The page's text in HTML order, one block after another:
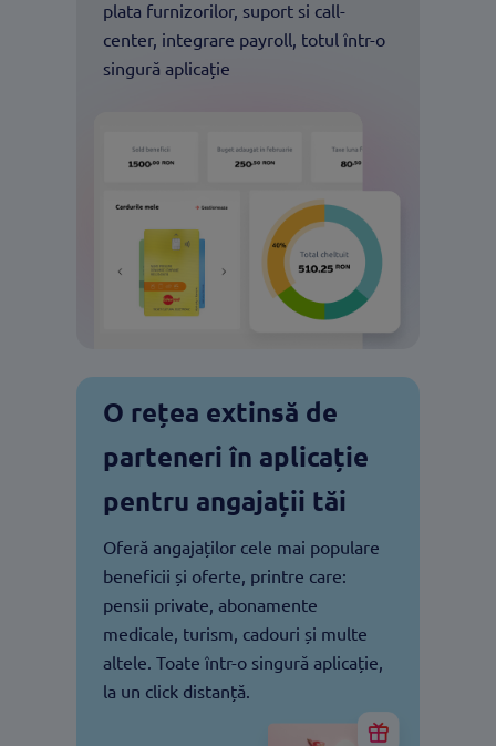
plata furnizorilor, suport si call-
center, integrare payroll, totul într-o
singură aplicație
O rețea extinsă de
parteneri în aplicație
pentru angajații tăi
Oferă angajaților cele mai populare
beneficii și oferte, printre care:
pensii private, abonamente
medicale, turism, cadouri și multe
altele. Toate într-o singură aplicație,
la un click distanță.